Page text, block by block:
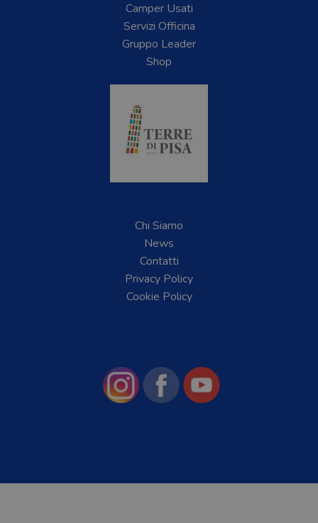
Camper Usati
Servizi Officina
Gruppo Leader
Shop
Chi Siamo
News
Contatti
Privacy Policy
Cookie Policy